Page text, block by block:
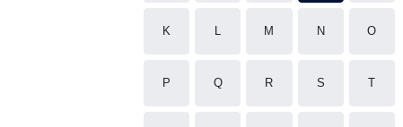
K L M N O
P Q R S T